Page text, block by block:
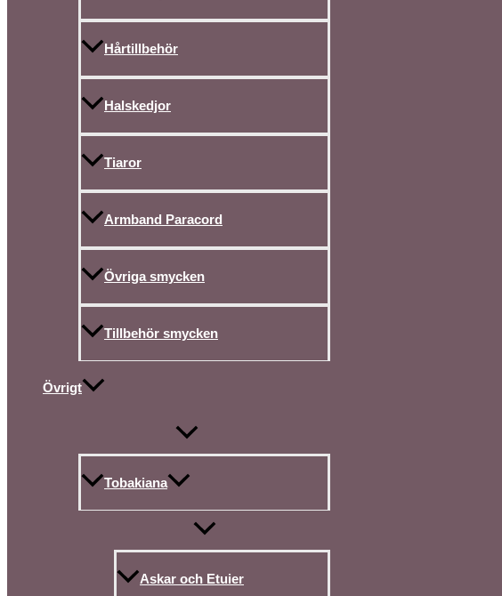
Hårtillbehör
Halskedjor
Tiaror
Armband Paracord
Övriga smycken
Tillbehör smycken
Övrigt
Tobakiana
Askar och Etuier